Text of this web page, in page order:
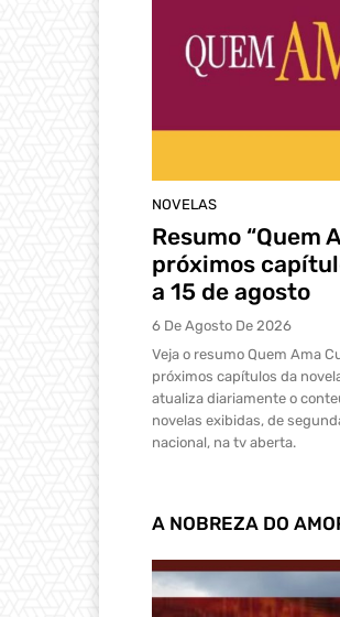
NOVELAS
Resumo “Quem
próximos
a 15 de agosto
6 De Agosto De 2026
Veja o resumo Quem Ama
próximos capítulos da
atualiza diariamente o
novelas exibidas, de
nacional, na tv aberta.
A NOBREZA DO